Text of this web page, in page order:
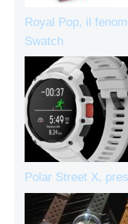
Royal Pop, il
Swatch
Polar Street X,